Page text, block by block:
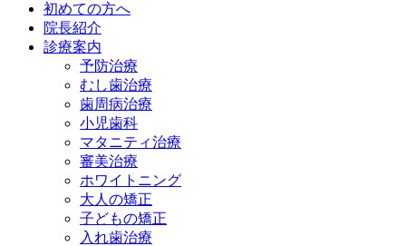
初めての方へ
院長紹介
診療案内
予防治療
むし歯治療
歯周病治療
小児歯科
マタニティ治療
審美治療
ホワイトニング
大人の矯正
子どもの矯正
入れ歯治療